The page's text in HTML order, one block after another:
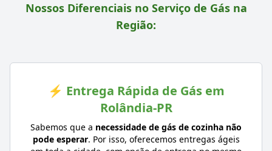
Nossos Diferenciais no Serviço de Gás na
Região:
⚡ Entrega Rápida de Gás em
Rolândia-PR
Sabemos que a necessidade de gás de cozinha não
pode esperar. Por isso, oferecemos entregas ágeis